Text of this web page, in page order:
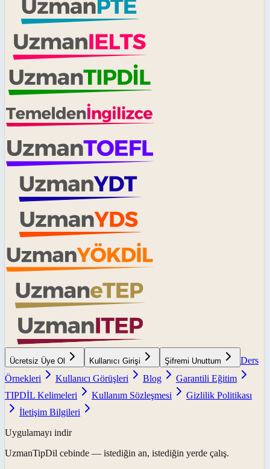
Ücretsiz Üye Ol Kullanıcı Girişi Şifremi Unuttum
Ders
Örnekleri
Kullanıcı Görüşleri Blog
Garantili Eğitim
TIPDİL Kelimeleri
Kullanım Sözleşmesi
Gizlilik Politikası
İletişim Bilgileri
Uygulamayı indir
UzmanTipDil cebinde — istediğin an, istediğin yerde çalış.